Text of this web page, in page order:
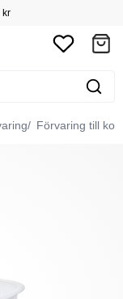
kr
Förvaring till